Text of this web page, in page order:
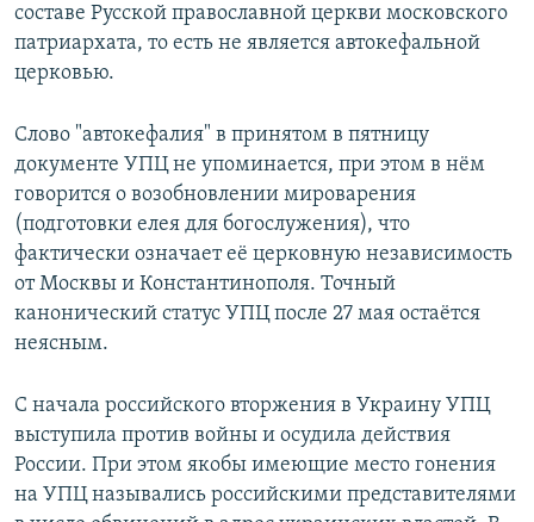
составе Русской православной церкви московского
патриархата, то есть не является автокефальной
церковью.
Слово "автокефалия" в принятом в пятницу
документе УПЦ не упоминается, при этом в нём
говорится о возобновлении мироварения
(подготовки елея для богослужения), что
фактически означает её церковную независимость
от Москвы и Константинополя. Точный
канонический статус УПЦ после 27 мая остаётся
неясным.
С начала российского вторжения в Украину УПЦ
выступила против войны и осудила действия
России. При этом якобы имеющие место гонения
на УПЦ назывались российскими представителями